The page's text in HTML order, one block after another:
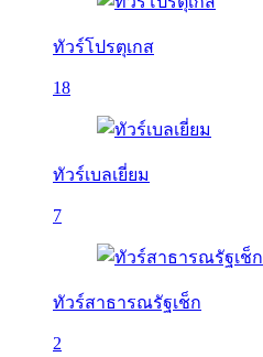
ทัวร์โปรตุเกส
18
ทัวร์เบลเยี่ยม
7
ทัวร์สาธารณรัฐเช็ก
2